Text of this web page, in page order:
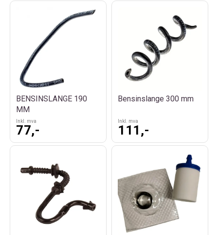
BENSINSLANGE 190
MM
Inkl. mva
77,-
Bensinslange 300 mm
Inkl. mva
111,-